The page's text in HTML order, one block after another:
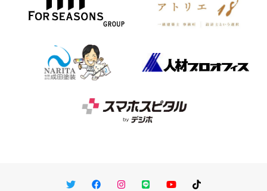
TwitterFacebookInstagram
LINE You TubeTikTok